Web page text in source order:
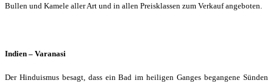
Bullen und Kamele aller Art und in allen Preisklassen zum Verkauf angeboten.
Indien – Varanasi
Der Hinduismus besagt, dass ein Bad im heiligen Ganges begangene Sünden